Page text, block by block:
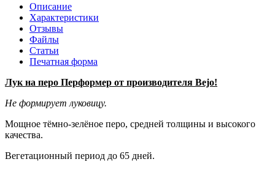
Описание
Характеристики
Отзывы
Файлы
Статьи
Печатная форма
Лук на перо Перформер от производителя Bejo!
Не формирует луковицу.
Мощное тёмно-зелёное перо, средней толщины и высокого
качества.
Вегетационный период до 65 дней.